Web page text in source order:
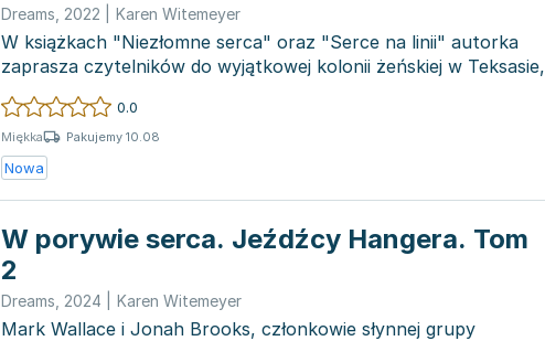
Dreams 2022 Karen Witemeyer
W książkach "Niezłomne serca" oraz "Serce na linii" autorka
zaprasza czytelników do wyjątkowej kolonii żeńskiej w Teksasie,
będące...
0.0
Miękka Pakujemy 10.08
Nowa
W porywie serca. Jeźdźcy Hangera. Tom
2
Dreams 2024 Karen Witemeyer
Mark Wallace i Jonah Brooks, członkowie słynnej grupy